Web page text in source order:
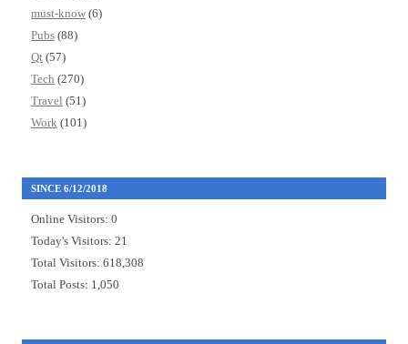
must-know (6)
Pubs (88)
Qt (57)
Tech (270)
Travel (51)
Work (101)
SINCE 6/12/2018
Online Visitors: 0
Today's Visitors: 21
Total Visitors: 618,308
Total Posts: 1,050